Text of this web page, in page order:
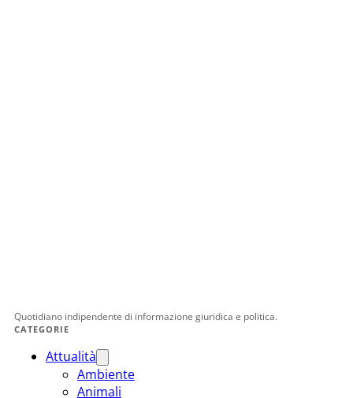
Quotidiano indipendente di informazione giuridica e politica.
CATEGORIE
Attualità
Ambiente
Animali